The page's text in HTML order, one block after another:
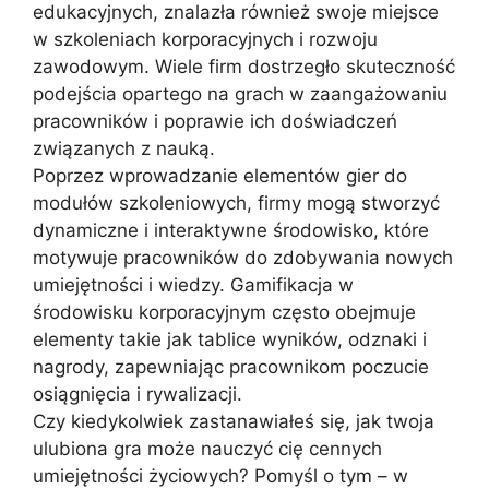
edukacyjnych, znalazła również swoje miejsce
w szkoleniach korporacyjnych i rozwoju
zawodowym. Wiele firm dostrzegło skuteczność
podejścia opartego na grach w zaangażowaniu
pracowników i poprawie ich doświadczeń
związanych z nauką.
Poprzez wprowadzanie elementów gier do
modułów szkoleniowych, firmy mogą stworzyć
dynamiczne i interaktywne środowisko, które
motywuje pracowników do zdobywania nowych
umiejętności i wiedzy. Gamifikacja w
środowisku korporacyjnym często obejmuje
elementy takie jak tablice wyników, odznaki i
nagrody, zapewniając pracownikom poczucie
osiągnięcia i rywalizacji.
Czy kiedykolwiek zastanawiałeś się, jak twoja
ulubiona gra może nauczyć cię cennych
umiejętności życiowych? Pomyśl o tym – w